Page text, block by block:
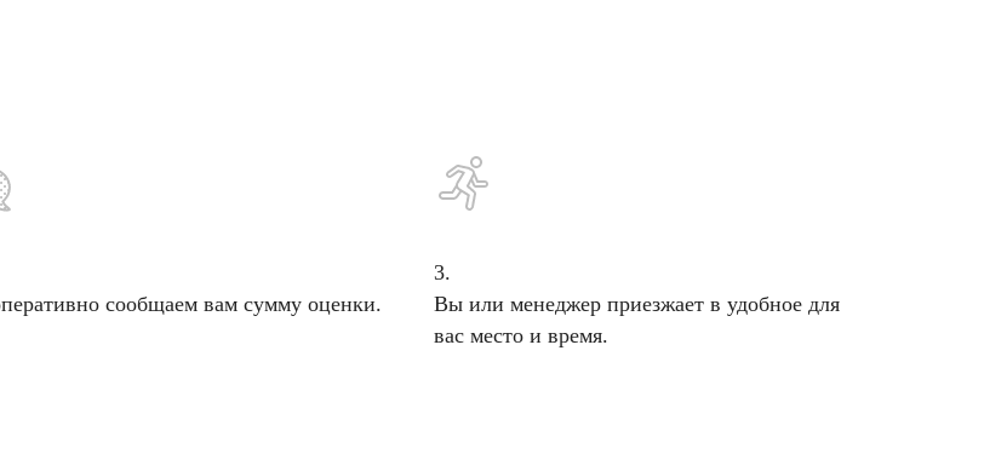
сообщаем вам сумму оценки.
3.
Вы или менеджер приезжает в удобное для
вас место и время.